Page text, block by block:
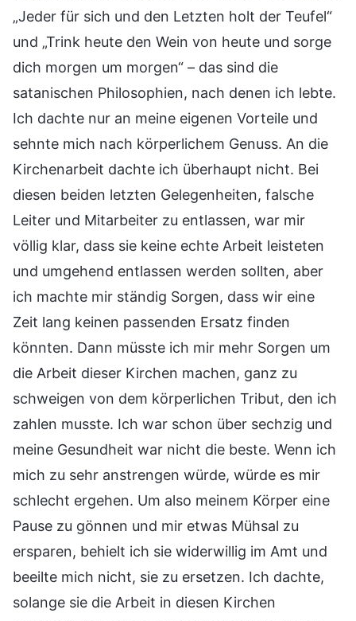
„Jeder für sich und den Letzten holt der Teufel“
und „Trink heute den Wein von heute und sorge
dich morgen um morgen“ – das sind die
satanischen Philosophien, nach denen ich lebte.
Ich dachte nur an meine eigenen Vorteile und
sehnte mich nach körperlichem Genuss. An die
Kirchenarbeit dachte ich überhaupt nicht. Bei
diesen beiden letzten Gelegenheiten, falsche
Leiter und Mitarbeiter zu entlassen, war mir
völlig klar, dass sie keine echte Arbeit leisteten
und umgehend entlassen werden sollten, aber
ich machte mir ständig Sorgen, dass wir eine
Zeit lang keinen passenden Ersatz finden
könnten. Dann müsste ich mir mehr Sorgen um
die Arbeit dieser Kirchen machen, ganz zu
schweigen von dem körperlichen Tribut, den ich
zahlen musste. Ich war schon über sechzig und
meine Gesundheit war nicht die beste. Wenn ich
mich zu sehr anstrengen würde, würde es mir
schlecht ergehen. Um also meinem Körper eine
Pause zu gönnen und mir etwas Mühsal zu
ersparen, behielt ich sie widerwillig im Amt und
beeilte mich nicht, sie zu ersetzen. Ich dachte,
solange sie die Arbeit in diesen Kirchen